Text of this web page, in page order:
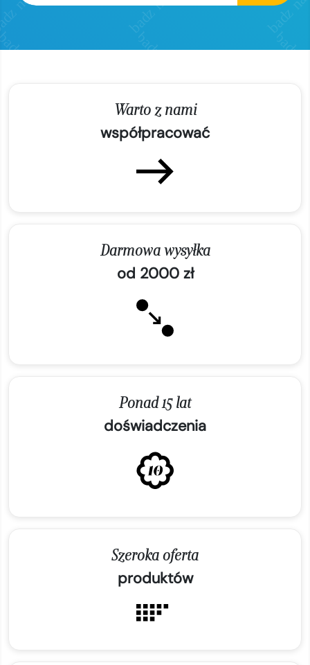
Warto z nami
współpracować
Darmowa wysyłka
od 2000 zł
Ponad 15 lat
doświadczenia
Szeroka oferta
produktów